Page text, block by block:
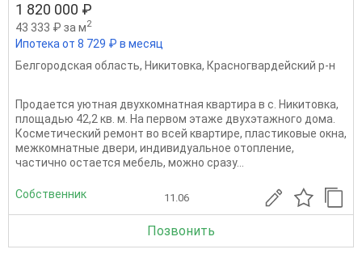
1 820 000 ₽
43 333 ₽ за м2
Ипотека от 8 729 ₽ в месяц
Белгородская область, Никитовка, Красногвардейский р-н
Продается уютная двухкомнатная квартира в с. Никитовка,
площадью 42,2 кв. м. На первом этаже двухэтажного дома.
Косметический ремонт во всей квартире, пластиковые окна,
межкомнатные двери, индивидуальное отопление,
частично остается мебель, можно сразу...
Собственник 11.06
Позвонить